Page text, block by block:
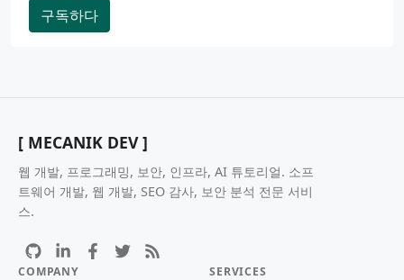
구독하다
[ MECANIK DEV ]
웹 개발, 프로그래밍, 보안, 인프라, AI 튜토리얼. 소프
트웨어 개발, 웹 개발, SEO 감사, 보안 분석 전문 서비
스.
COMPANY SERVICES